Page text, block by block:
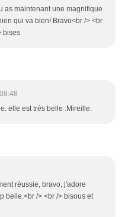
as maintenant une magnifique
qui va bien! Bravo<br /> <br
bises
elle est très belle .Mireille.
réussie, bravo, j'adore
belle.<br /> <br /> bisous et